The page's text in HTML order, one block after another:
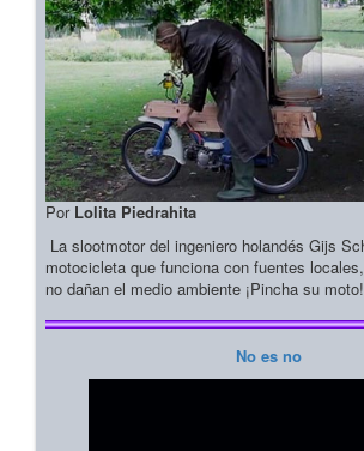
Por Lolita Piedrahita
La slootmotor del ingeniero holandés Gijs
motocicleta que funciona con fuentes
no dañan el medio ambiente ¡Pincha su moto!
No es no